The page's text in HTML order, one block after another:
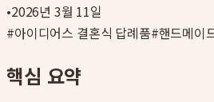
•2026년 3월 11일
#아이디어스 결혼식 답례품#핸드메이
핵심 요약